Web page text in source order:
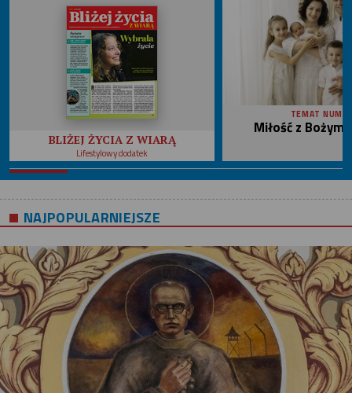
BLIŻEJ ŻYCIA Z WIARĄ
Lifestylowy dodatek
TEMAT
Miłość z
NAJPOPULARNIEJSZE